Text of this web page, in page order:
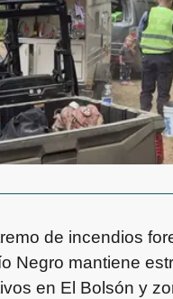
de incendios
Negro mantiene
en El Bolsón y